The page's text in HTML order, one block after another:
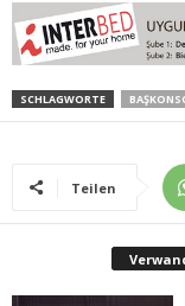
SCHLAGWORTE
Teilen